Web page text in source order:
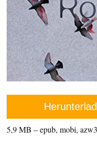
5,9 MB – epub, mobi, azw3